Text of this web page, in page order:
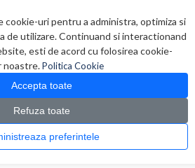
uri pentru a administra, optimiza si
de utilizare. Continuand si interactionand
esti de acord cu folosirea cookie-
noastre.Politica Cookie
Accepta toate
Refuza toate
Administreaza preferintele
0 produs(e)
> FilmFax & Ribbon >